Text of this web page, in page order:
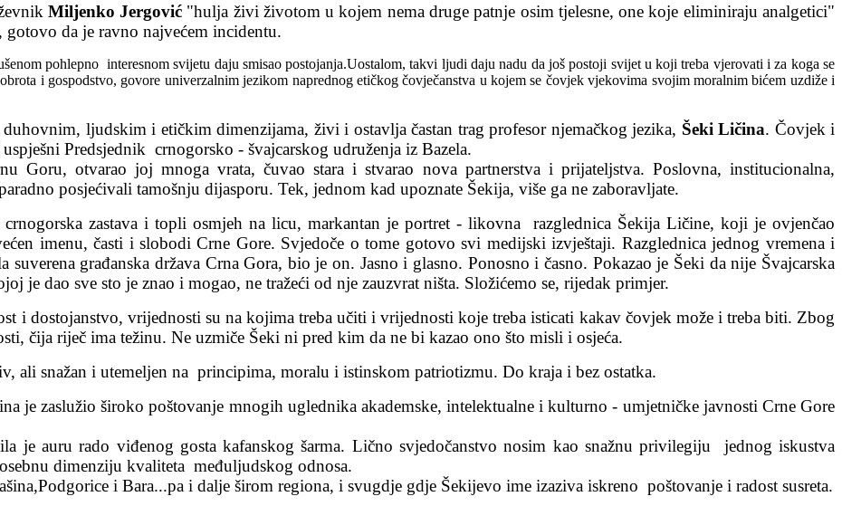
Miljenko Jergović "hulja živi životom u kojem nema druge patnje osim tjelesne, one koje eliminiraju analgetici"
da je ravno najvećem incidentu.
pohlepno interesnom svijetu daju smisao postojanja.Uostalom, takvi ljudi daju nadu da još postoji svijet u koji treba vjerovati i za koga se
i gospodstvo, govore univerzalnim jezikom naprednog etičkog čovječanstva u kojem se čovjek vjekovima svojim moralnim bićem uzdiže i
ljudskim i etičkim dimenzijama, živi i ostavlja častan trag profesor njemačkog jezika, Šeki Ličina. Čovjek i
Predsjednik crnogorsko - švajcarskog udruženja iz Bazela.
Goru, otvarao joj mnoga vrata, čuvao stara i stvarao nova partnerstva i prijateljstva. Poslovna, institucionalna,
posjećivali tamošnju dijasporu. Tek, jednom kad upoznate Šekija, više ga ne zaboravljate.
zastava i topli osmjeh na licu, markantan je portret - likovna razglednica Šekija Ličine, koji je ovjenčao
imenu, časti i slobodi Crne Gore. Svjedoče o tome gotovo svi medijski izvještaji. Razglednica jednog vremena i
građanska država Crna Gora, bio je on. Jasno i glasno. Ponosno i časno. Pokazao je Šeki da nije Švajcarska
je dao sve sto je znao i mogao, ne tražeći od nje zauzvrat ništa. Složićemo se, rijedak primjer.
i dostojanstvo, vrijednosti su na kojima treba učiti i vrijednosti koje treba isticati kakav čovjek može i treba biti. Zbog
čija riječ ima težinu. Ne uzmiče Šeki ni pred kim da ne bi kazao ono što misli i osjeća.
ali snažan i utemeljen na principima, moralu i istinskom patriotizmu. Do kraja i bez ostatka.
je zaslužio široko poštovanje mnogih uglednika akademske, intelektualne i kulturno - umjetničke javnosti Crne Gore
je auru rado viđenog gosta kafanskog šarma. Lično svjedočanstvo nosim kao snažnu privilegiju jednog iskustva
dimenziju kvaliteta međuljudskog odnosa.
i Bara...pa i dalje širom regiona, i svugdje gdje Šekijevo ime izaziva iskreno poštovanje i radost susreta.